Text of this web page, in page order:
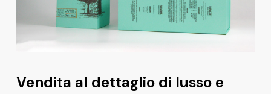
Vendita al dettaglio di lusso e